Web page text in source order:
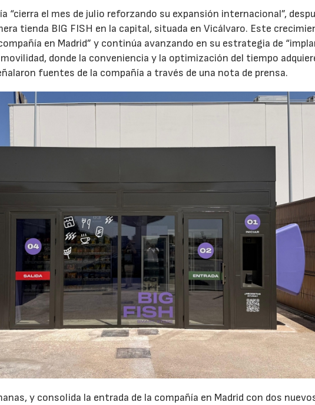
“cierra el mes de julio reforzando su expansión internacional”,
tienda BIG FISH en la capital, situada en Vicálvaro. Este
en Madrid” y continúa avanzando en su estrategia de
donde la conveniencia y la optimización del tiempo
fuentes de la compañía a través de una nota de prensa.
y consolida la entrada de la compañía en Madrid con dos